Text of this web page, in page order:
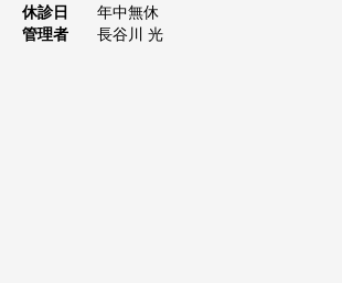
休診日
年中無休
管理者
長谷川 光